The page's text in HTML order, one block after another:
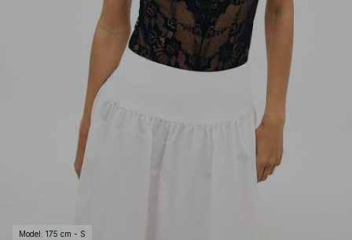
Model : 175 cm - S